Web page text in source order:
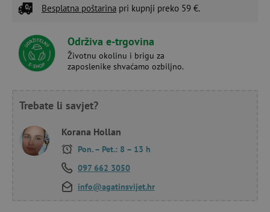
Besplatna poštarina pri kupnji preko 59 €.
Održiva e-trgovina
Životnu okolinu i brigu za
zaposlenike shvaćamo ozbiljno.
Trebate li savjet?
Korana Hollan
Pon. – Pet.: 8 – 13 h
097 662 3050
info@agatinsvijet.hr